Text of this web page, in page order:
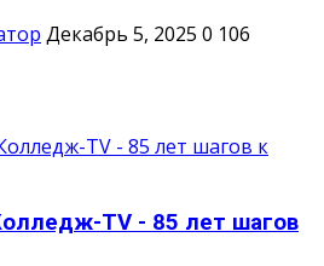
Декабрь 5, 2025 0 106
TV - 85 лет шагов